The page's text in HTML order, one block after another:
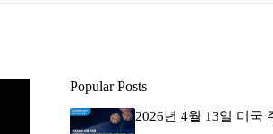
Popular Posts
2026년 4월 13일 미국